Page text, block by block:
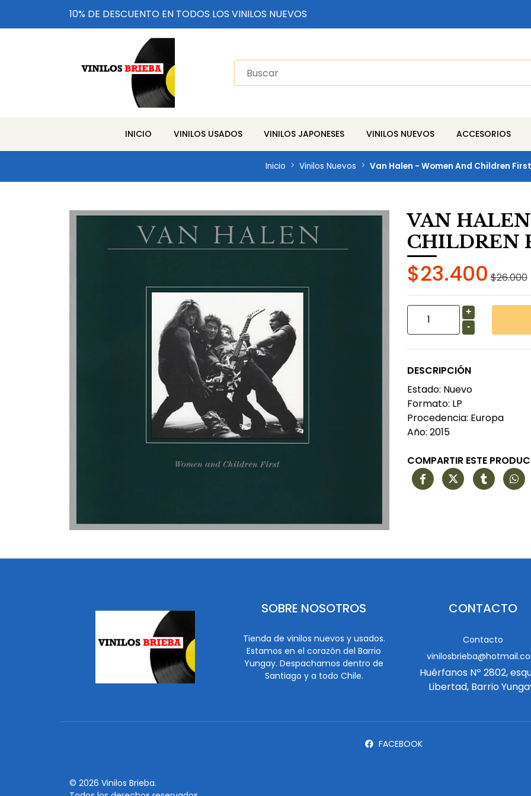
10% DE DESCUENTO EN TODOS LOS VINILOS NUEVOS
INICIO VINILOS USADOS VINILOS JAPONESES VINILOS NUEVOS ACCESORIOS
Inicio Vinilos Nuevos Van Halen - Women And Children First
VAN
CHILDREN
$23.400 $26.000
+
-
DESCRIPCIÓN
Estado: Nuevo
Formato: LP
Procedencia: Europa
Año: 2015
COMPARTIR ESTE
SOBRE NOSOTROS
Tienda de vinilos nuevos y usados.
Estamos en el corazón del Barrio
Yungay. Despachamos dentro de
Santiago y a todo Chile.
CONTACTO
Contacto
Huérfanos Nº 2802,
Libertad, Barrio
FACEBOOK
© 2026 Vinilos Brieba.